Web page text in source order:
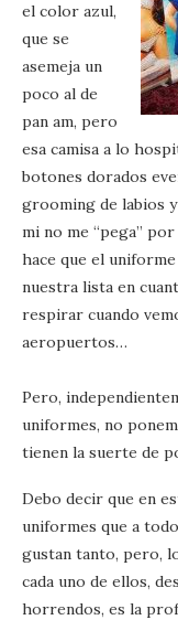
el color azul,
que se
asemeja un
poco al de
pan am, pero
esa camisa a lo
botones dorados
grooming de labios
mi no me “pega”
hace que el
nuestra lista en
respirar cuando
aeropuertos…
Pero,
uniformes, no
tienen la suerte de
Debo decir que en
uniformes que a
gustan tanto, pero,
cada uno de ellos,
horrendos, es la